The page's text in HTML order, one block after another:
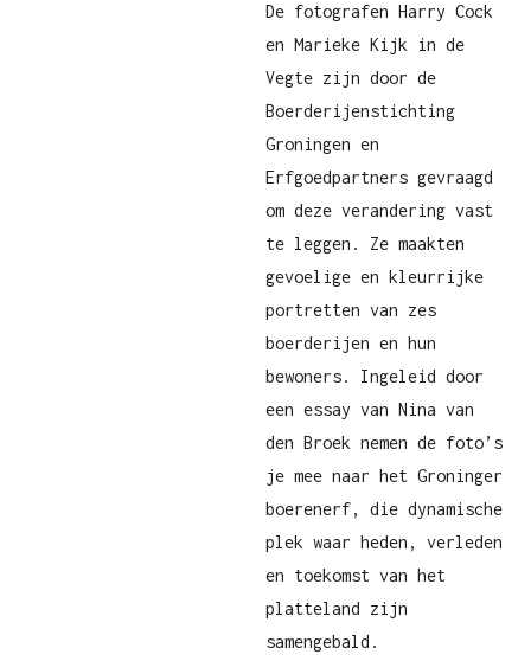
De fotografen Harry Cock
en Marieke Kijk in de
Vegte zijn door de
Boerderijenstichting
Groningen en
Erfgoedpartners gevraagd
om deze verandering vast
te leggen. Ze maakten
gevoelige en kleurrijke
portretten van zes
boerderijen en hun
bewoners. Ingeleid door
een essay van Nina van
den Broek nemen de foto’s
je mee naar het Groninger
boerenerf, die dynamische
plek waar heden, verleden
en toekomst van het
platteland zijn
samengebald.